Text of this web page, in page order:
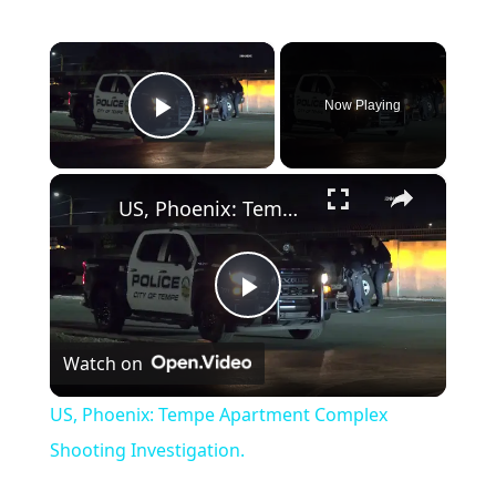
×
Play Video
Now Playing
×
Play Video
US, Phoenix: Tempe Apartment Complex Shooting Investigation.
Watch on
US, Phoenix: Tempe Apartment Complex
Shooting Investigation.